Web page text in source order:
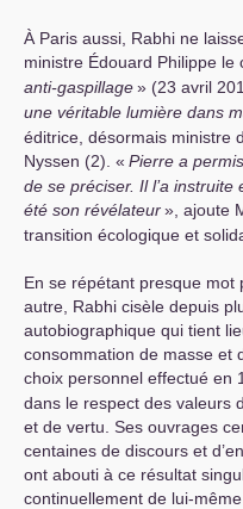
À Paris aussi, Rabhi ne
ministre Édouard Philippe le
anti-gaspillage» (23 avril
une véritable lumière dans
éditrice, désormais ministre
Nyssen (2). « Pierre a
de se préciser. Il l’a instruite
été son révélateur», ajoute
transition écologique et
En se répétant presque mot
autre, Rabhi cisèle depuis
autobiographique qui tient
consommation de masse et
choix personnel effectué en
dans le respect des valeurs
et de vertu. Ses ouvrages
centaines de discours et
ont abouti à ce résultat
continuellement de lui-